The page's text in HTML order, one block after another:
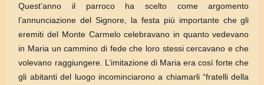
Quest’anno il parroco ha scelto come argomento
l’annunciazione del Signore, la festa più importante che gli
eremiti del Monte Carmelo celebravano in quanto vedevano
in Maria un cammino di fede che loro stessi cercavano e che
volevano raggiungere. L’imitazione di Maria era così forte che
gli abitanti del luogo incominciarono a chiamarli “fratelli della